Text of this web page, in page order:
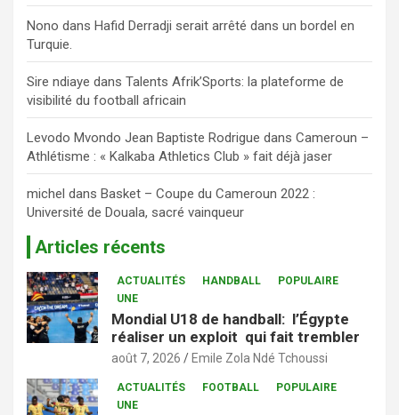
Nono dans Hafid Derradji serait arrêté dans un bordel en
Turquie.
Sire ndiaye dans Talents Afrik’Sports: la plateforme de
visibilité du football africain
Levodo Mvondo Jean Baptiste Rodrigue dans Cameroun –
Athlétisme : « Kalkaba Athletics Club » fait déjà jaser
michel dans Basket – Coupe du Cameroun 2022 :
Université de Douala, sacré vainqueur
Articles récents
ACTUALITÉS HANDBALL
POPULAIRE
UNE
Mondial U18 de handball: l’Égypte
réaliser un exploit qui fait trembler
août 7, 2026 Emile Zola Ndé Tchoussi
ACTUALITÉS FOOTBALL
POPULAIRE
UNE